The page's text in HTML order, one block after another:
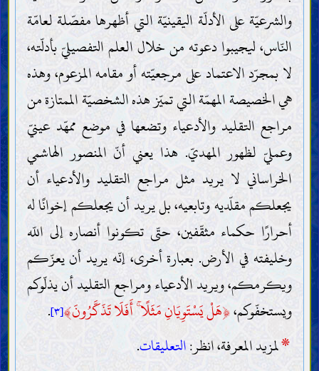
والشرعيّة على الأدلّة اليقينيّة التي أظهرها مفصّلة لعامّة
النّاس، ليجيبوا دعوته من خلال العلم التفصيليّ بأدلّته،
لا بمجرّد الاعتماد على مرجعيّته أو مقامه المزعوم، وهذه
هي الخصيصة المهمّة التي تميّز هذه الشخصيّة الممتازة من
مراجع التقليد والأدعياء وتضعها في موضع ممهّد عينيّ
وعمليّ لظهور المهديّ. هذا يعني أنّ المنصور الهاشمي
الخراساني لا يريد مثل مراجع التقليد والأدعياء أن
يجعلكم مقلّديه وتابعيه، بل يريد أن يجعلكم إخوانًا له
أحرارًا حكماء مثقّفين، حتّى تكونوا أنصاره إلى اللّه
وخليفته في الأرض. بعبارة أخرى، إنّه يريد أن يعزّكم
ويكرمكم، ويريد الأدعياء ومراجع التقليد أن يذلّوكم
ويستخفّوكم،﴿هَلْ يَسْتَوِيَانِ مَثَلًا ۚ أَفَلَا تَذَكَّرُونَ﴾[٣] .
*لمزيد المعرفة، انظر:التعليقات.